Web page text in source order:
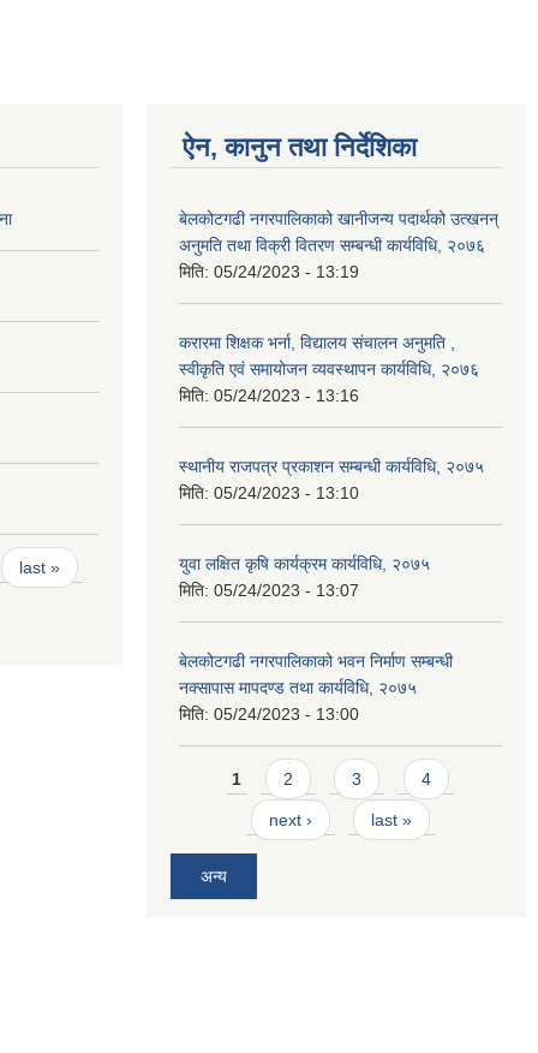
last »
ऐन, कानुन तथा निर्देशिका
बेलकोटगढी नगरपालिकाको खानीजन्य पदार्थको उत्खनन्
अनुमति तथा विक्री वितरण सम्बन्धी कार्यविधि, २०७६
मिति: 05/24/2023 - 13:19
करारमा शिक्षक भर्ना, विद्यालय संचालन अनुमति ,
स्वीकृति एवं समायोजन व्यवस्थापन कार्यविधि, २०७६
मिति: 05/24/2023 - 13:16
स्थानीय राजपत्र प्रकाशन सम्बन्धी कार्यविधि, २०७५
मिति: 05/24/2023 - 13:10
युवा लक्षित कृषि कार्यक्रम कार्यविधि, २०७५
मिति: 05/24/2023 - 13:07
बेलकोटगढी नगरपालिकाको भवन निर्माण सम्बन्धी
नक्सापास मापदण्ड तथा कार्यविधि, २०७५
मिति: 05/24/2023 - 13:00
Pages
1 2 3 4
next › last »
अन्य